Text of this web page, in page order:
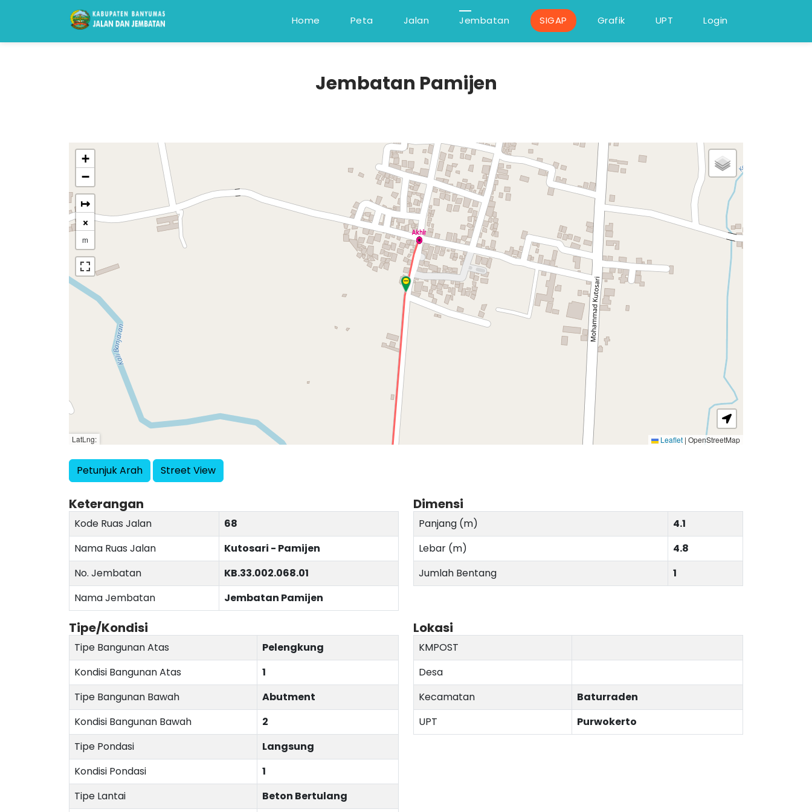
Home Peta Jalan Jembatan SIGAP Grafik UPT Login
Jembatan Pamijen
+
−
↦
×
m
LatLng: Leaflet | OpenStreetMap
Petunjuk Arah Street View
Keterangan
Kode Ruas Jalan
68
Nama Ruas Jalan
Kutosari - Pamijen
No. Jembatan
KB.33.002.068.01
Nama Jembatan
Jembatan Pamijen
Dimensi
Panjang (m)
4.1
Lebar (m)
4.8
Jumlah Bentang
1
Tipe/Kondisi
Tipe Bangunan Atas
Pelengkung
Kondisi Bangunan Atas
1
Tipe Bangunan Bawah
Abutment
Kondisi Bangunan Bawah
2
Tipe Pondasi
Langsung
Kondisi Pondasi
1
Tipe Lantai
Beton Bertulang
Lokasi
KMPOST
Desa
Kecamatan
Baturraden
UPT
Purwokerto